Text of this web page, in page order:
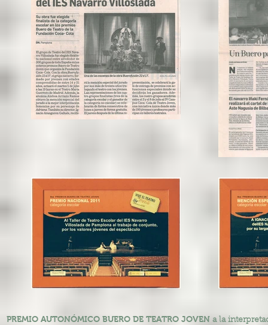
PREMIO AUTONÓMICO BUERO DE TEATRO JOVEN a la